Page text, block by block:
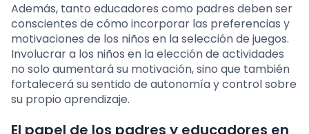
Además, tanto educadores como padres deben ser
conscientes de cómo incorporar las preferencias y
motivaciones de los niños en la selección de juegos.
Involucrar a los niños en la elección de actividades
no solo aumentará su motivación, sino que también
fortalecerá su sentido de autonomía y control sobre
su propio aprendizaje.
El papel de los padres y educadores en